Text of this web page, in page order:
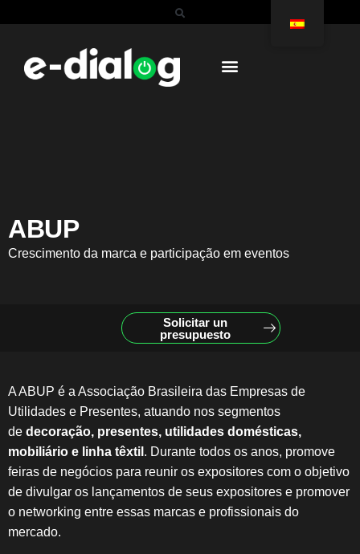
ABUP
Crescimento da marca e participação em eventos
Solicitar un
presupuesto
A ABUP é a Associação Brasileira das Empresas de
Utilidades e Presentes, atuando nos segmentos
de decoração, presentes, utilidades domésticas,
mobiliário e linha têxtil . Durante todos os anos, promove
feiras de negócios para reunir os expositores com o objetivo
de divulgar os lançamentos de seus expositores e promover
o networking entre essas marcas e profissionais do
mercado.